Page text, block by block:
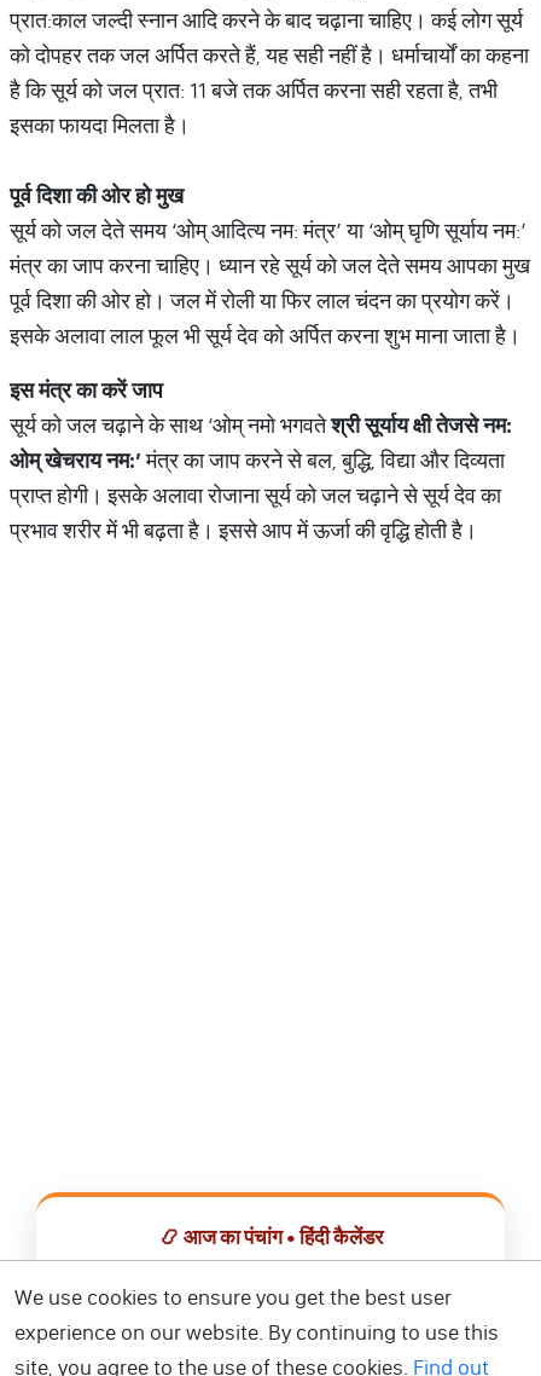
प्रात:काल जल्दी स्नान आदि करने के बाद चढ़ाना चाहिए। कई लोग सूर्य
को दोपहर तक जल अर्पित करते हैं, यह सही नहीं है। धर्माचार्यों का कहना
है कि सूर्य को जल प्रात: 11 बजे तक अर्पित करना सही रहता है, तभी
इसका फायदा मिलता है।
पूर्वदिशाकीओरहोमुख
सूर्य को जल देते समय ‘ओम् आदित्य नम: मंत्र’ या ‘ओम् घृणि सूर्याय नम:’
मंत्र का जाप करना चाहिए। ध्यान रहे सूर्य को जल देते समय आपका मुख
पूर्व दिशा की ओर हो। जल में रोली या फिर लाल चंदन का प्रयोग करें।
इसके अलावा लाल फूल भी सूर्य देव को अर्पित करना शुभ माना जाता है।
इसमंत्रकाकरेंजाप
सूर्य को जल चढ़ाने के साथ ‘ओम् नमो भगवतेश्रीसूर्यायक्षीतेजसेनम:
ओम्खेचरायनम:’मंत्र का जाप करने से बल, बुद्धि, विद्या और दिव्यता
प्राप्त होगी। इसके अलावा रोजाना सूर्य को जल चढ़ाने से सूर्य देव का
प्रभाव शरीर में भी बढ़ता है। इससे आप में ऊर्जा की वृद्धि होती है।
📿 आज का पंचांग • हिंदी कैलेंडर
📅 हिंदी कैलेंडर ऐप डाउनलोड करें
We use cookies to ensure you get the best user
experience on our website. By continuing to use this
site, you agree to the use of these cookies. Find out